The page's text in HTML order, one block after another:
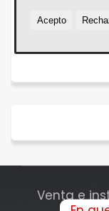
Política de
Política de
Venta e
Acepto